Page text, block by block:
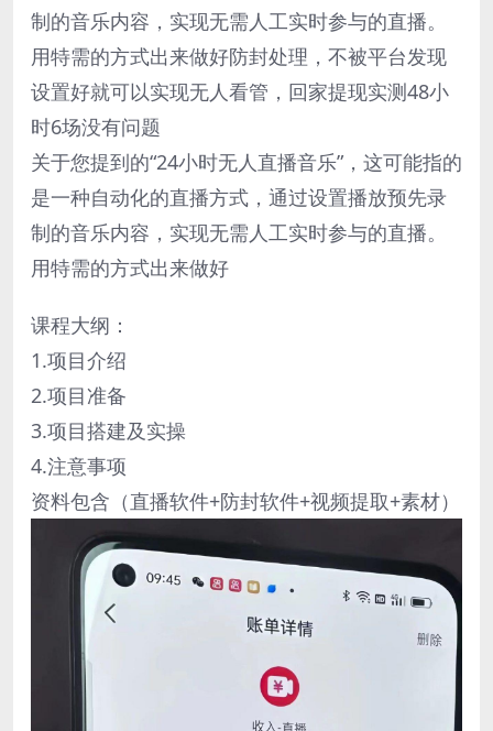
制的音乐内容，实现无需人工实时参与的直播。
用特需的方式出来做好防封处理，不被平台发现
设置好就可以实现无人看管，回家提现实测48小
时6场没有问题
关于您提到的“24小时无人直播音乐”，这可能指的
是一种自动化的直播方式，通过设置播放预先录
制的音乐内容，实现无需人工实时参与的直播。
用特需的方式出来做好
课程大纲：
1.项目介绍
2.项目准备
3.项目搭建及实操
4.注意事项
资料包含（直播软件+防封软件+视频提取+素材）